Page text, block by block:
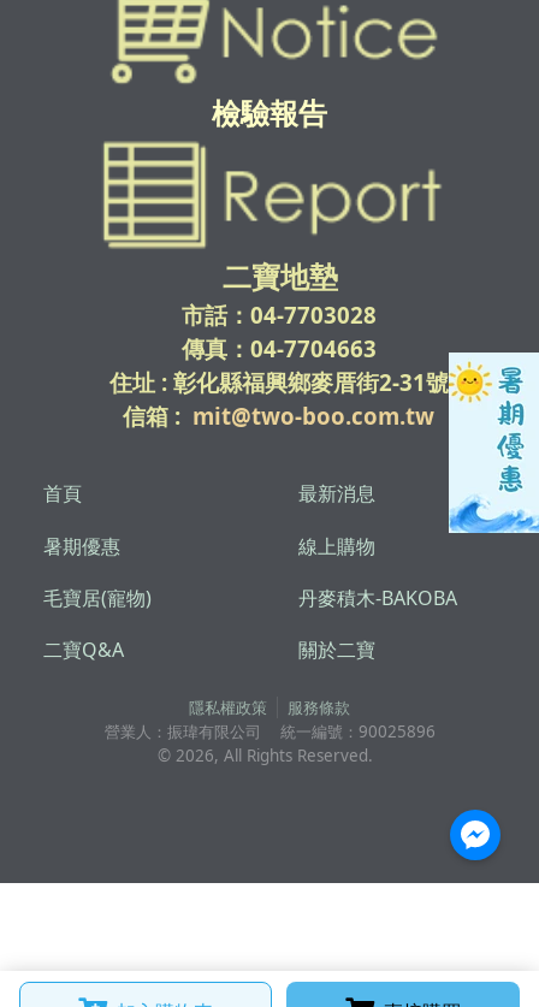
檢驗報告
二寶地墊
市話：04-7703028
傳真：04-7704663
住址 : 彰化縣福興鄉麥厝街2-31號
信箱 : mit@two-boo.com.tw
首頁
最新消息
暑期優惠
線上購物
毛寶居(寵物)
丹麥積木-BAKOBA
二寶Q&A
關於二寶
隱私權政策
服務條款
營業人： 振瑋有限公司 統一編號： 90025896
© 2026, All Rights Reserved.